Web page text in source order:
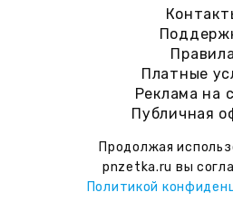
Правила
Платные
Реклама на
Публичная
Продолжая
pnzetka.ru вы
Политикой